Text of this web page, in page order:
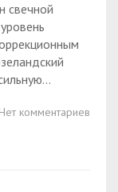
свечной
Нет комментариев